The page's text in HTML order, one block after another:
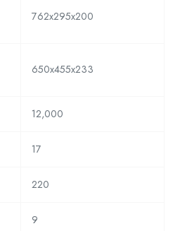
762x295x200
650x455x233
12,000
17
220
9